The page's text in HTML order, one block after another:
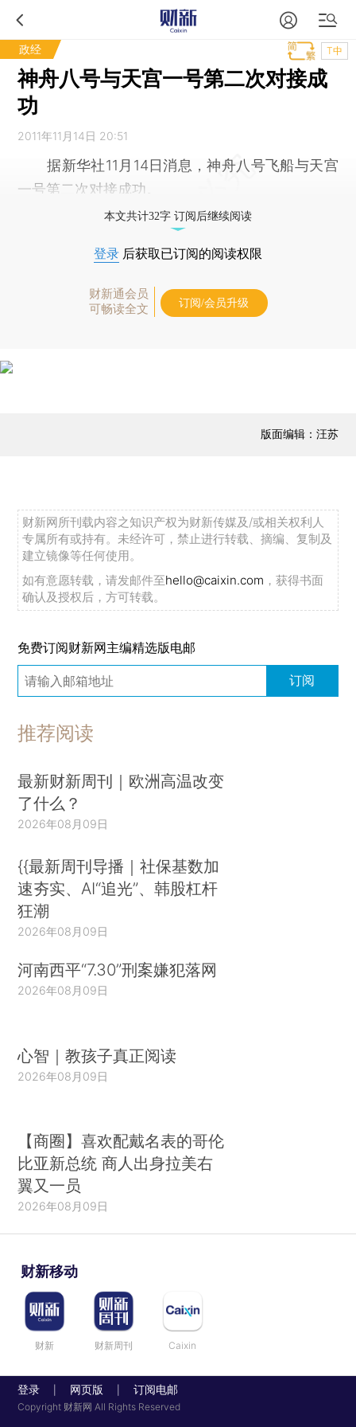
政经 T中
神舟八号与天宫一号第二次对接成
功
2011年11月14日 20:51
据新华社11月14日消息，神舟八号飞船与天宫
一号第二次对接成功。
本文共计32字 订阅后继续阅读
登录 后获取已订阅的阅读权限
财新通会员
可畅读全文
订阅/会员升级
版面编辑：汪苏
财新网所刊载内容之知识产权为财新传媒及/或相关权利人
专属所有或持有。未经许可，禁止进行转载、摘编、复制及
建立镜像等任何使用。
如有意愿转载，请发邮件至hello@caixin.com ，获得书面
确认及授权后，方可转载。
免费订阅财新网主编精选版电邮
订阅
推荐阅读
最新财新周刊｜欧洲高温改变
了什么？
2026年08月09日
{{最新周刊导播｜社保基数加
速夯实、AI“追光”、韩股杠杆
狂潮
2026年08月09日
河南西平“7.30”刑案嫌犯落网
2026年08月09日
心智｜教孩子真正阅读
2026年08月09日
【商圈】喜欢配戴名表的哥伦
比亚新总统 商人出身拉美右
翼又一员
2026年08月09日
财新移动
财新 财新周刊 Caixin
登录 网页版 订阅电邮
Copyright 财新网 All Rights Reserved